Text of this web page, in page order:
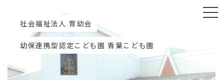
社会福祉法人 育幼会
幼保連携型認定こども園 青葉こども園